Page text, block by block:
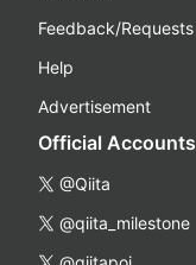
Feedback/Requests
Help
Advertisement
Official Accounts
@Qiita
@qiita_milestone